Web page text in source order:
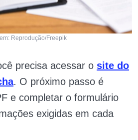
Reprodução/Freepik
precisa acessar o site do
. O próximo passo é
e completar o formulário
exigidas em cada